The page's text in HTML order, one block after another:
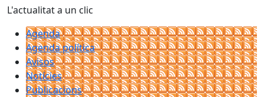
L'actualitat a un clic
Agenda
Agenda política
Avisos
Notícies
Publicacions